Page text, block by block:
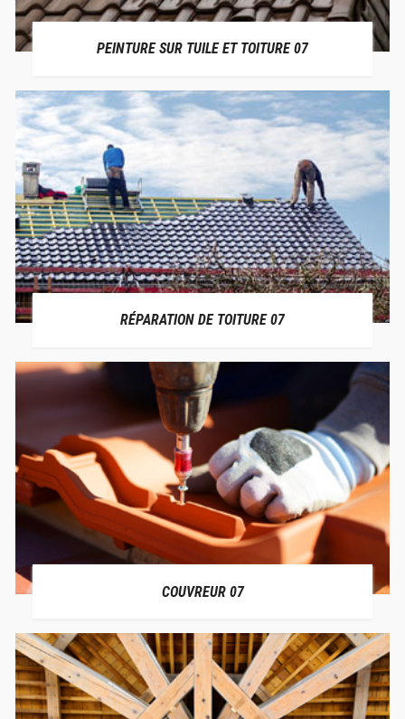
PEINTURE SUR TUILE ET TOITURE 07
RÉPARATION DE TOITURE 07
COUVREUR 07